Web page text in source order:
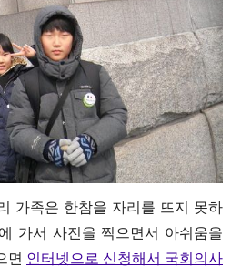
가족은 한참을 자리를 뜨지 못하
가서 사진을 찍으면서 아쉬움을
면 인터넷으로 신청해서 국회의사